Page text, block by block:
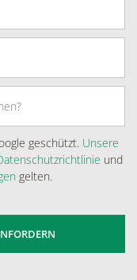
geschützt. Unsere
und
gelten.